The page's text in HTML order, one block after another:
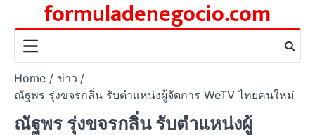
content
formuladenegocio.com
Home
ข่าว
ณัฐพร รุ่งขจรกลิ่น รับตำแหน่งผู้จัดการ WeTV ไทยคนใหม่
ณัฐพร รุ่งขจรกลิ่น รับตำแหน่งผู้